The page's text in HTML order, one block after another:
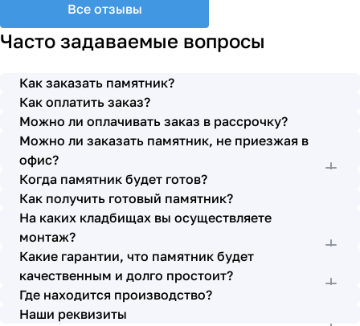
все этапы которого были выполнены вовремя и
без нареканий с нашей стороны, все наши
просьбы учтены. В первое наше обращение мы
бригада Головачёва Владимира. Поэтому и в этот
раз я поросила, если можно, то назначить эту же
бригаду. Мне пошли на встречу, спасибо. Ребята
работают спокойно, но в тоже время, соблюдая
всю технологию, работаю слаженно и
качественно. Я присутствовала при монтаже,
ребят это нисколько не смутило. Они, как и
Елена Николаевна, ответили на все мои вопросы,
которые возникли в процессе. Спасибо.
Выражаю благодарность от имени всей нашей
семьи за выполнение заказа в срок и
качественно. К руководству просьба по-
возможности премировать работников.
Все отзывы
Часто задаваемые вопросы
Как заказать памятник?
Как оплатить заказ?
Можно ли оплачивать заказ в рассрочку?
Можно ли заказать памятник, не приезжая в
офис?
Когда памятник будет готов?
Как получить готовый памятник?
На каких кладбищах вы осуществляете
монтаж?
Какие гарантии, что памятник будет
качественным и долго простоит?
Где находится производство?
Наши реквизиты